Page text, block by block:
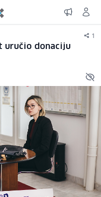
1
uručio donaciju